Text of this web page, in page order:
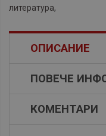
литература,
ОПИСАНИЕ
ПОВЕЧЕ
КОМЕНТАРИ